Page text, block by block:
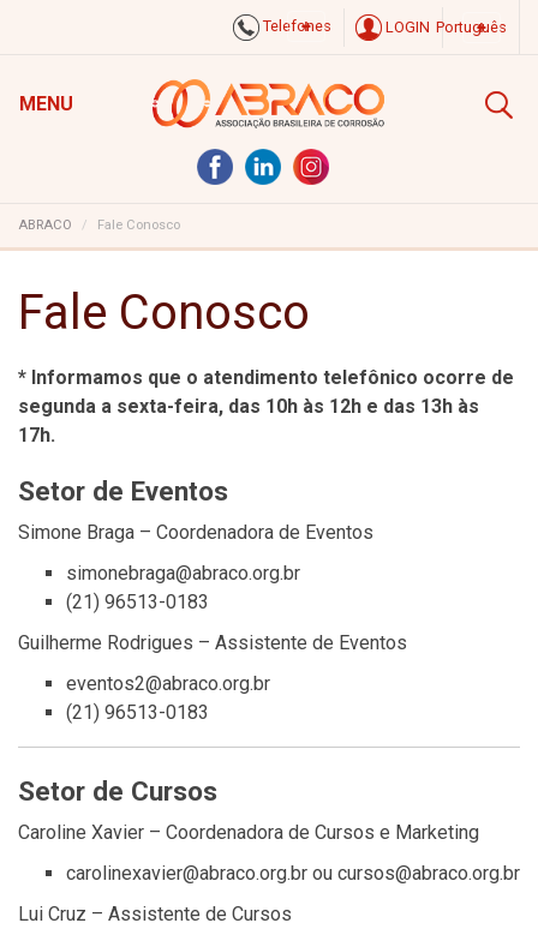
Telefones LOGIN Português
MENU
ABRACO Fale Conosco
Fale Conosco
* Informamos que o atendimento telefônico ocorre de
segunda a sexta-feira, das 10h às 12h e das 13h às
17h.
Setor de Eventos
Simone Braga – Coordenadora de Eventos
simonebraga@abraco.org.br
(21) 96513-0183
Guilherme Rodrigues – Assistente de Eventos
eventos2@abraco.org.br
(21) 96513-0183
Setor de Cursos
Caroline Xavier – Coordenadora de Cursos e Marketing
carolinexavier@abraco.org.br ou cursos@abraco.org.br
Lui Cruz – Assistente de Cursos